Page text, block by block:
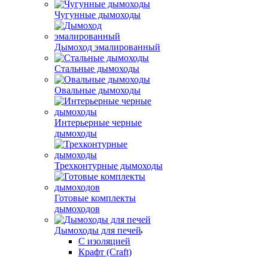
Чугунные дымоходы
Дымоход эмалированный
Стальные дымоходы
Овальные дымоходы
Интерьерные черные
дымоходы
Трехконтурные дымоходы
Готовые комплекты
дымоходов
Дымоходы для печей
С изоляцией
Крафт (Craft)